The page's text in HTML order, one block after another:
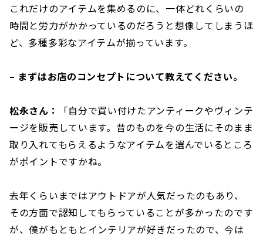
これだけのアイテムを集めるのに、一体どれくらいの
時間と労力がかかっているのだろうと想像してしまうほ
ど、多種多彩なアイテムが揃っています。
– まずはお店のコンセプトについて教えてください。
松永さん：
「自分で買い付けたアンティークやヴィンテ
ージを販売しています。昔のものを今の生活にそのまま
取り入れてもらえるようなアイテムを選んでいるところ
がポイントですかね。
去年くらいまではアウトドアが人気だったのもあり、
その方面で認知してもらっていることが多かったのです
が、僕がもともとインテリアが好きだったので、今は